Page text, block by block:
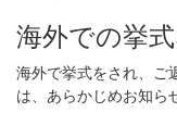
海外での挙
海外で挙式をされ、ご
は、あらかじめお知ら